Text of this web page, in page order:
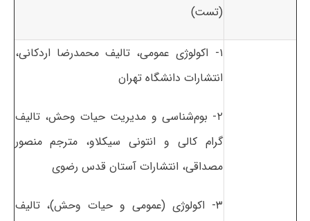
(تست)
۱- اکولوژی عمومی، تالیف محمدرضا اردکانی،
انتشارات دانشگاه تهران
۲- بوم‌شناسی و مدیریت حیات وحش، تالیف
گرام کالی و انتونی سیکلاو، مترجم منصور
مصداقی، انتشارات آستان قدس رضوی
۳- اکولوژی (عمومی و حیات وحش)، تالیف